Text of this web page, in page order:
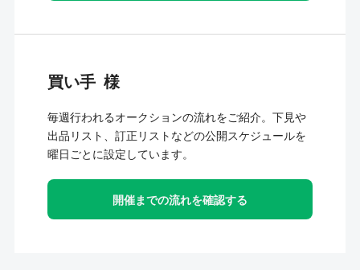
買い手
毎週行われるオークションの流れをご紹介。下見や
出品リスト、訂正リストなどの公開スケジュールを
曜日ごとに設定しています。
開催までの流れを確認する